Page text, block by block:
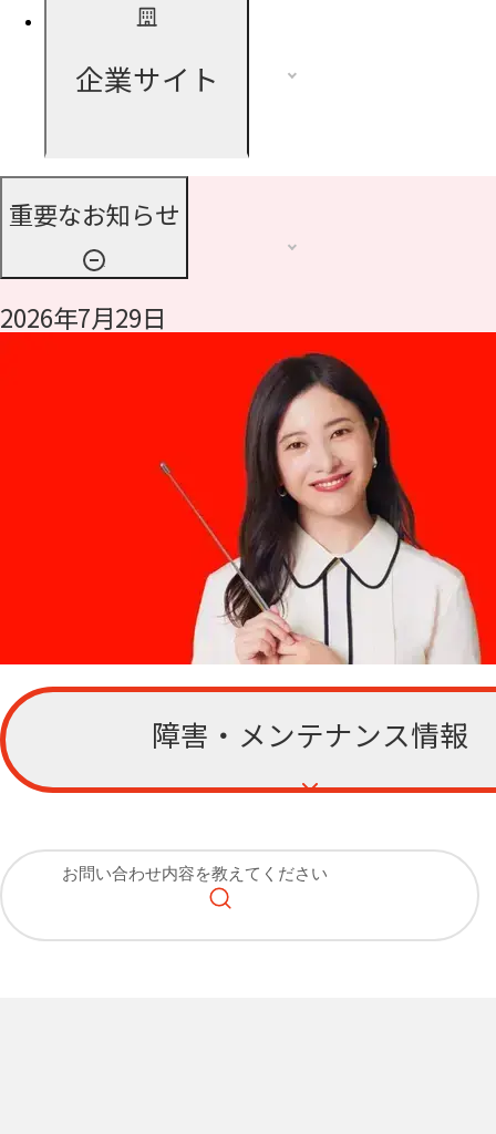
企業サイト
重要なお知らせ
2026年7月29日
令和8年熊本地震に伴う支援について
お客さまサポー
ト
障害・メンテナンス情報